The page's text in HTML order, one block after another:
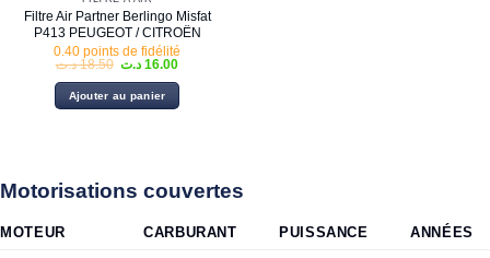
Filtre Air Partner Berlingo Misfat
P413 PEUGEOT / CITROËN
0.40 points de fidélité
18.50 د.ت
Le
initial
était :
16.00 د.ت
Le
actuel
est :
Ajouter au panier
Motorisations couvertes
MOTEUR CARBURANT PUISSANCE ANNÉES